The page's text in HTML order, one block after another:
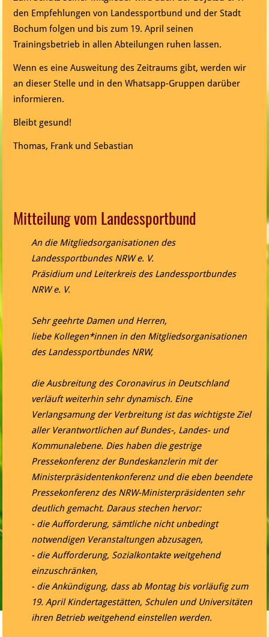
den Empfehlungen von Landessportbund und der Stadt
Bochum folgen und bis zum 19. April seinen
Trainingsbetrieb in allen Abteilungen ruhen lassen.
Wenn es eine Ausweitung des Zeitraums gibt, werden wir
an dieser Stelle und in den Whatsapp-Gruppen darüber
informieren.
Bleibt gesund!
Thomas, Frank und Sebastian
Mitteilung vom Landessportbund
An die Mitgliedsorganisationen des
Landessportbundes NRW e. V.
Präsidium und Leiterkreis des Landessportbundes
NRW e. V.
Sehr geehrte Damen und Herren,
liebe Kollegen*innen in den Mitgliedsorganisationen
des Landessportbundes NRW,
die Ausbreitung des Coronavirus in Deutschland
verläuft weiterhin sehr dynamisch. Eine
Verlangsamung der Verbreitung ist das wichtigste Ziel
aller Verantwortlichen auf Bundes-, Landes- und
Kommunalebene. Dies haben die gestrige
Pressekonferenz der Bundeskanzlerin mit der
Ministerpräsidentenkonferenz und die eben beendete
Pressekonferenz des NRW-Ministerpräsidenten sehr
deutlich gemacht. Daraus stechen hervor:
- die Aufforderung, sämtliche nicht unbedingt
notwendigen Veranstaltungen abzusagen,
- die Aufforderung, Sozialkontakte weitgehend
einzuschränken,
- die Ankündigung, dass ab Montag bis vorläufig zum
19. April Kindertagestätten, Schulen und Universitäten
ihren Betrieb weitgehend einstellen werden.